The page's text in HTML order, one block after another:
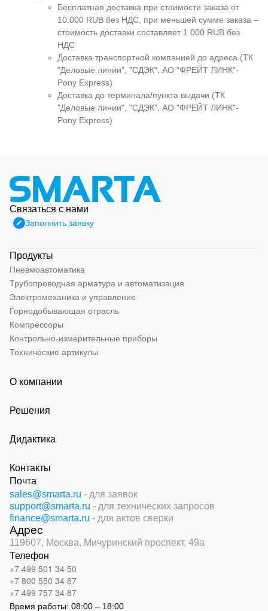
Бесплатная доставка при стоимости заказа от
10.000 RUB без НДС, при меньшей сумме заказа –
стоимость доставки составляет 1.000 RUB без
НДС
Доставка транспортной компанией до адреса (ТК
"Деловые линии", "СДЭК", АО "ФРЕЙТ ЛИНК"-
Pony Express)
Доставка до терминала/пункта выдачи (ТК
"Деловые линии", "СДЭК", АО "ФРЕЙТ ЛИНК"-
Pony Express)
Связаться с нами
Заполнить заявку
Продукты
Пневмоавтоматика
Трубопроводная арматура и автоматизация
Электромеханика и управление
Горнодобывающая отрасль
Компрессоры
Контрольно-измерительные приборы
Технические артикулы
О компании
Решения
Дидактика
Контакты
Почта
sales@smarta.ru - для заявок
support@smarta.ru - для технических запросов
finance@smarta.ru - для актов сверки
Адрес
119607, Москва, Мичуринский проспект, 49а
Телефон
+7 499 501 34 50
+7 800 550 34 87
+7 499 757 34 87
Время работы: 08:00 – 18:00